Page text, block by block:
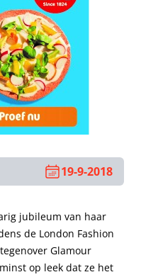
19-9-2018
jubileum van haar
de London Fashion
Glamour
op leek dat ze het